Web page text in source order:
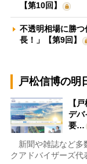
【第10回】
不透明相場に勝
長！」【第9回】
戸松信博の明
【
デバ
要…
新聞や雑誌など多
クアドバイザーズ